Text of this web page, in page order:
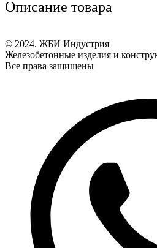
Описание товара
© 2024. ЖБИ Индустрия
Железобетонные изделия и
Все права защищены